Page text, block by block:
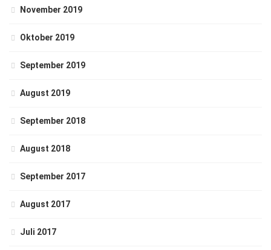
November 2019
Oktober 2019
September 2019
August 2019
September 2018
August 2018
September 2017
August 2017
Juli 2017